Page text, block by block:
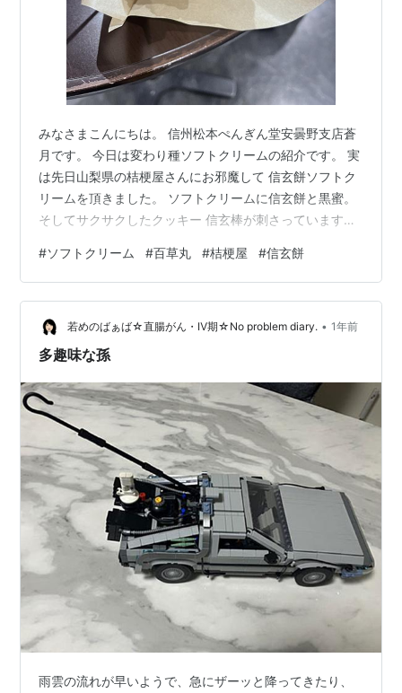
みなさまこんにちは。 信州松本ぺんぎん堂安曇野支店蒼
月です。 今日は変わり種ソフトクリームの紹介です。 実
は先日山梨県の桔梗屋さんにお邪魔して 信玄餅ソフトク
リームを頂きました。 ソフトクリームに信玄餅と黒蜜。
そしてサクサクしたクッキー 信玄棒が刺さっています。
しさでした。 ってところでちょっと思い出したんです。
長野県にも変わり種ソフトクリーム がありました。 【道
の駅日義木曽駒高原限定販売！】百草ソフトクリー
ム！？（木曽町） そう！ ソフトクリームに百草のソース
がかかっているんです。 この特製エキスは百草丸エキ
#ソフトクリーム #百草丸 #桔梗屋 #信玄餅
若めのばぁば☆直腸がん・Ⅳ期☆No problem diary. • 1年前
多趣味な孫
雨雲の流れが早いようで、急にザーッと降ってきたり、